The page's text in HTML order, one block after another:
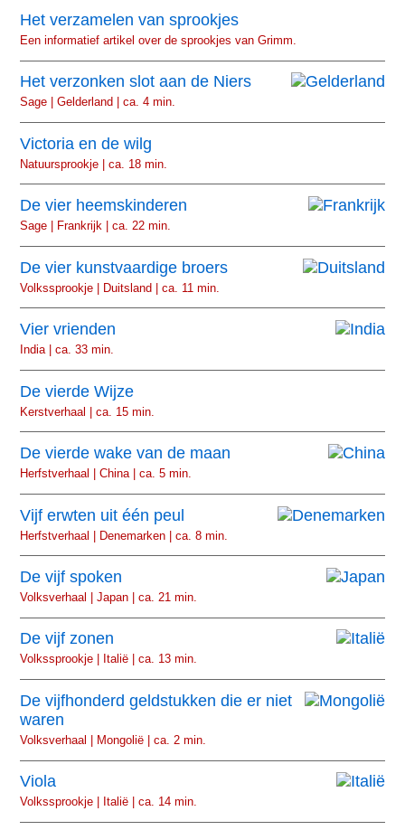
Het verzamelen van sprookjes
Een informatief artikel over de sprookjes van Grimm.
Het verzonken slot aan de Niers
Sage | Gelderland | ca. 4 min.
Victoria en de wilg
Natuursprookje | ca. 18 min.
De vier heemskinderen
Sage | Frankrijk | ca. 22 min.
De vier kunstvaardige broers
Volkssprookje | Duitsland | ca. 11 min.
Vier vrienden
India | ca. 33 min.
De vierde Wijze
Kerstverhaal | ca. 15 min.
De vierde wake van de maan
Herfstverhaal | China | ca. 5 min.
Vijf erwten uit één peul
Herfstverhaal | Denemarken | ca. 8 min.
De vijf spoken
Volksverhaal | Japan | ca. 21 min.
De vijf zonen
Volkssprookje | Italië | ca. 13 min.
De vijfhonderd geldstukken die er niet
waren
Volksverhaal | Mongolië | ca. 2 min.
Viola
Volkssprookje | Italië | ca. 14 min.